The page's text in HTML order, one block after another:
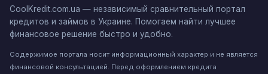
CoolKredit.com.ua — независимый сравнительный портал
кредитов и займов в Украине. Помогаем найти лучшее
финансовое решение быстро и удобно.
Содержимое портала носит информационный характер и не является
финансовой консультацией. Перед оформлением кредита